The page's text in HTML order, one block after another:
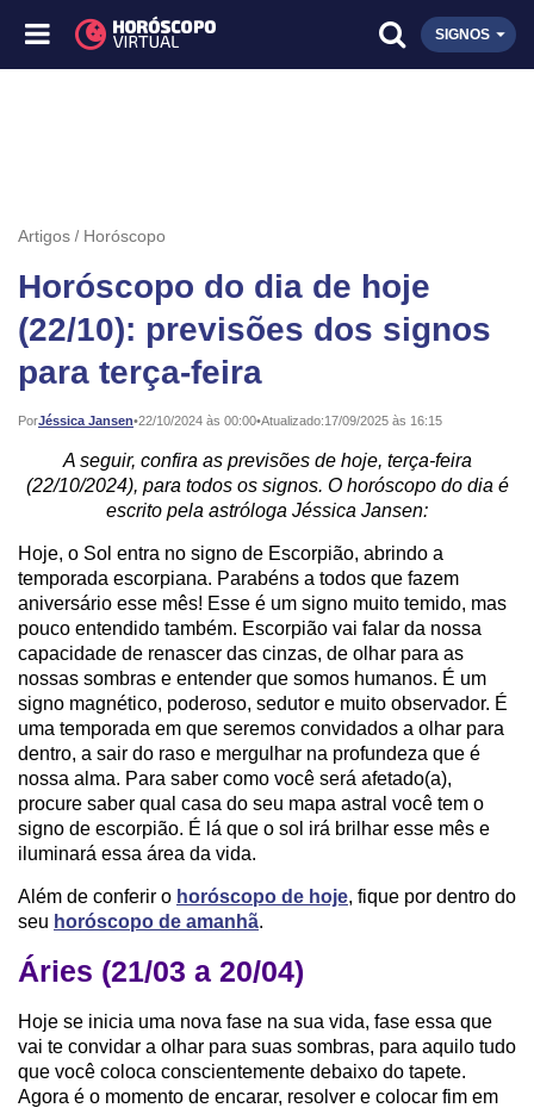
SIGNOS
Artigos Horóscopo
Horóscopo do dia de hoje
(22/10): previsões dos signos
para terça-feira
PorJéssica Jansen•
Publicado: 22/10/2024 às 00:00•Atualizado:17/09/2025 às 16:15
A seguir, confira as previsões de hoje, terça-feira
(22/10/2024), para todos os signos. O horóscopo do dia é
escrito pela astróloga Jéssica Jansen:
Hoje, o Sol entra no signo de Escorpião, abrindo a
temporada escorpiana. Parabéns a todos que fazem
aniversário esse mês! Esse é um signo muito temido, mas
pouco entendido também. Escorpião vai falar da nossa
capacidade de renascer das cinzas, de olhar para as
nossas sombras e entender que somos humanos. É um
signo magnético, poderoso, sedutor e muito observador. É
uma temporada em que seremos convidados a olhar para
dentro, a sair do raso e mergulhar na profundeza que é
nossa alma. Para saber como você será afetado(a),
procure saber qual casa do seu mapa astral você tem o
signo de escorpião. É lá que o sol irá brilhar esse mês e
iluminará essa área da vida.
Além de conferir o horóscopo de hoje, fique por dentro do
seu horóscopo de amanhã.
Áries (21/03 a 20/04)
Hoje se inicia uma nova fase na sua vida, fase essa que
vai te convidar a olhar para suas sombras, para aquilo tudo
que você coloca conscientemente debaixo do tapete.
Agora é o momento de encarar, resolver e colocar fim em